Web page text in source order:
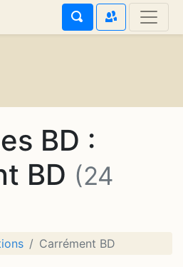
BD :
BD (24
Carrément BD